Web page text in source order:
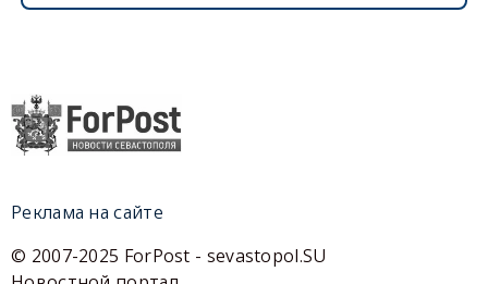
Реклама на сайте
© 2007-2025 ForPost - sevastopol.SU